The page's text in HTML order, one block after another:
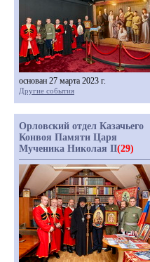
основан 27 марта 2023 г.
Другие события
Орловский отдел Казачьего
Конвоя Памяти Царя
Мученика Николая II(29)